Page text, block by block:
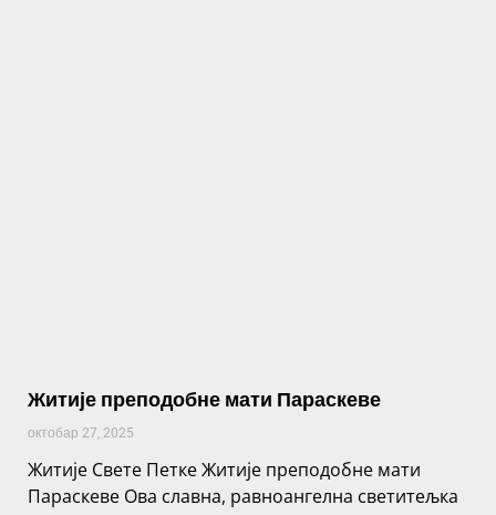
Житије преподобне мати Параскеве
октобар 27, 2025
Житије Свете Петке Житије преподобне мати
Параскеве Ова славна, равноангелна светитељка